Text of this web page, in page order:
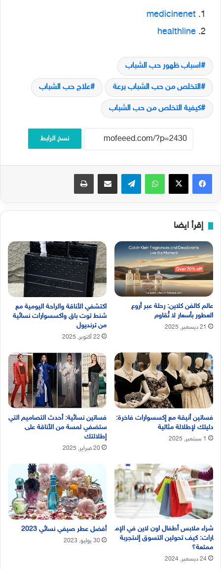
medicinenet
healthline
اسباب ظهور حب الشباب
التخلص من حب الشباب برعة علاج حب الشباب
كيفية التخلص من حب الشباب
نسخ الرابط
فيسبوك‫X واتساب تيلقرام مشاركة عبر البريد طباعة
إقرأ ايضا
عالم كالفن كلاين: رحلة عبر أروع
العطور بأسعار لا تُقاوم
21 ديسمبر, 2025
اكتشفي الأناقة والراحة اليومية مع
شنط توت باق واكسسوارات نسائية
من ترنديول
22 أكتوبر, 2025
فساتين أنيقة مع إكسسوارات فاخرة:
دليلك لإطلالة مثالية
1 سبتمبر, 2025
فساتين نسائية: أحدث التصاميم التي
ستضفي لمسة من الأناقة على
إطلالتك
20 فبراير, 2025
شراء ملابس أطفال اون لاين في الإم
ارات: كيف تحولين التسوق إلىتجربة
ممتعة؟
24 ديسمبر, 2024
أفضل عطر صيفي نسائي 2023
30 يوليو, 2023